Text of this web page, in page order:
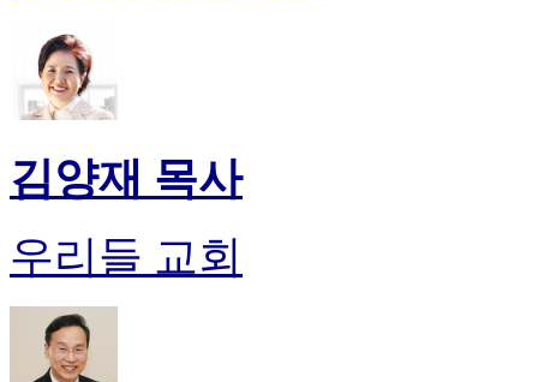
김양재 목사
우리들 교회